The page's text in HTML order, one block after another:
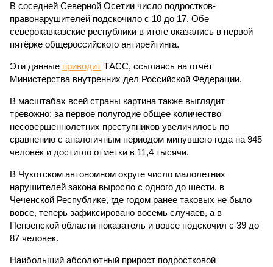
В соседней Северной Осетии число подростков-
правонарушителей подскочило с 10 до 17. Обе
северокавказские республики в итоге оказались в первой
пятёрке общероссийского антирейтинга.
Эти данные приводит ТАСС, ссылаясь на отчёт
Министерства внутренних дел Российской Федерации.
В масштабах всей страны картина также выглядит
тревожно: за первое полугодие общее количество
несовершеннолетних преступников увеличилось по
сравнению с аналогичным периодом минувшего года на 945
человек и достигло отметки в 11,4 тысячи.
В Чукотском автономном округе число малолетних
нарушителей закона выросло с одного до шести, в
Чеченской Республике, где годом ранее таковых не было
вовсе, теперь зафиксировано восемь случаев, а в
Пензенской области показатель и вовсе подскочил с 39 до
87 человек.
Наибольший абсолютный прирост подростковой